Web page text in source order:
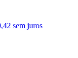
sem juros